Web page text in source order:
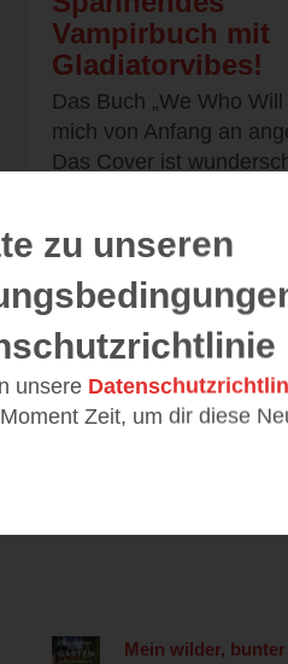
Vampirbuch mit
Gladiatorvibes!
Das Buch „We Who Will
mich von Anfang an
Das Cover ist
Alle 12 Rezensionen
Mein wilder,
zu unseren
unsere
Zeit, um dir diese